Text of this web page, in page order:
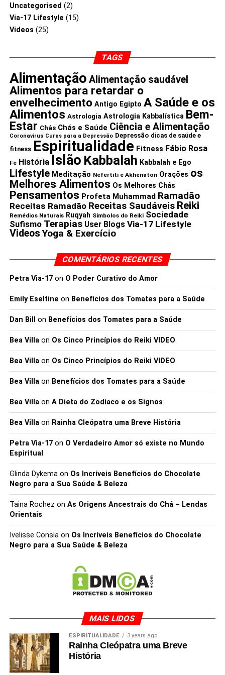
do tabagismo. O consumo regular de tomates pode
reparar os danos pulmonares no corpo.
consumiram mais de 2 tomates por dia experimentaram
aqueles que consumiram menos de um tomate por dia.
Então é preciso comer entre 2-3 tomates diariamente para
os ex-fumadores rapidamente limparem o seu organismo.
Ajuda na perda de peso
Os tomates são realmente baixos em calorias porque um
tomate contém apenas 18 mg de calorias e comer 2
tomates por dia lhe dará menos de 50 calorias. E uma
xícara de tomate contém 0,2 g de fibra solúvel e 2 g de
fibra insolúvel. Ambas as fibras são essenciais para a
perda de peso. A fibra solúvel no tomate forma um gel
como substância no intestino grosso que funciona como
fonte de alimento para as boas bactérias intestinais.
cheio, por isso leva à perda de peso.
Está cientificamente provado que comer tomate pode
expressão de genes associados à oxidação de ácidos
gordos. Ajuda no corte de calorias e a queimar gordura
facilmente.
Agora que você já
conhece os melhores
benefícios de comer
Tomate. faça um favor a
si mesmo e coma
tomates crus ou
cozidos para obter o
máximo de benefícios
para o seu corpo e
viver uma vida
saudável.
Uncategorised (2)
Via-17 Lifestyle (15)
Videos (25)
TAGS
Alimentação Alimentação saudável
Alimentos para retardar o
envelhecimento Antigo Egipto A Saúde e os
Alimentos Astrologia Astrologia Kabbalística Bem-
Estar Chás Chás e Saúde Ciência e Alimentação
Coronavirus Curas para a Depressão Depressão dicas de saúde e
fitness Espiritualidade Fitness Fábio Rosa
Fé História Islão Kabbalah Kabbalah e Ego
Lifestyle Meditação Nefertiti e Akhenaton Orações os
Melhores Alimentos Os Melhores Chás
Pensamentos Profeta Muhammad Ramadão
Receitas Ramadão Receitas Saudáveis Reiki
Remédios Naturais Ruqyah Simbolos do Reiki Sociedade
Sufismo Terapias User Blogs Via-17 Lifestyle
Videos Yoga & Exercício
COMENTÁRIOS RECENTES
Petra Via-17on O Poder Curativo do Amor
Emily Eseltine on Benefícios dos Tomates para a Saúde
Dan Bill on Benefícios dos Tomates para a Saúde
Bea Villaon Os Cinco Princípios do Reiki VIDEO
Bea Villaon Os Cinco Princípios do Reiki VIDEO
Bea Villaon Benefícios dos Tomates para a Saúde
Bea Villaon A Dieta do Zodíaco e os Signos
Bea Villaon Rainha Cleópatra uma Breve História
Petra Via-17on O Verdadeiro Amor só existe no Mundo
Espiritual
Glinda Dykemaon Os Incríveis Benefícios do Chocolate
Negro para a Sua Saúde & Beleza
Taina Rochez on As Origens Ancestrais do Chá – Lendas
Orientais
Ivelisse Conslaon Os Incríveis Benefícios do Chocolate
Negro para a Sua Saúde & Beleza
MAIS LIDOS
ESPIRITUALIDADE 3 years ago
Rainha Cleópatra uma Breve
História